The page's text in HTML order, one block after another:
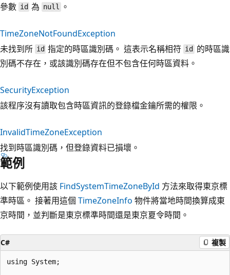
參數 id 為 null 。
TimeZoneNotFoundException
未找到所 id 指定的時區識別碼。 這表示名稱相符 id 的時區識
別碼不存在，或該識別碼存在但不包含任何時區資料。
SecurityException
該程序沒有讀取包含時區資訊的登錄檔金鑰所需的權限。
InvalidTimeZoneException
找到時區識別碼，但登錄資料已損壞。
範例
以下範例使用該 FindSystemTimeZoneById 方法來取得東京標
準時區。 接著用這個 TimeZoneInfo 物件將當地時間換算成東
京時間，並判斷是東京標準時間還是東京夏令時間。
C# 複製
using System;